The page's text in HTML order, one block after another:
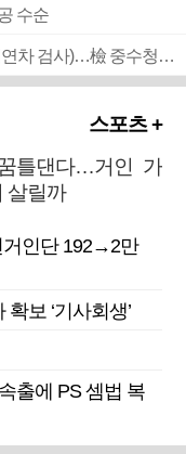
수순
■ 검사 신분 버리고 직급하향(10년 이하 저연차 검사)…檢 중수청행 기피
스포츠 +
꿈틀댄다…거인 가
살릴까
거인단 192→2만
보 ‘기사회생’
출에 PS 셈법 복